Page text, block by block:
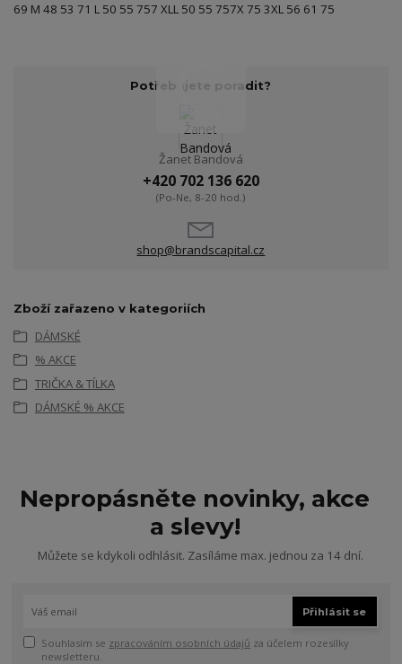
69 M 48 53 71 L 50 55 757 XLL 50 55 757X 75 3XL 56 61 75
Potřebujete poradit?
Žanet Bandová
+420 702 136 620
(Po-Ne, 8-20 hod.)
shop@brandscapital.cz
Zboží zařazeno v kategoriích
DÁMSKÉ
% AKCE
TRIČKA & TÍLKA
DÁMSKÉ % AKCE
Nepropásněte novinky, akce
a slevy!
Můžete se kdykoli odhlásit. Zasíláme max. jednou za 14 dní.
Přihlásit se
Souhlasím se zpracováním osobních údajů za účelem rozesílky
newsletteru.